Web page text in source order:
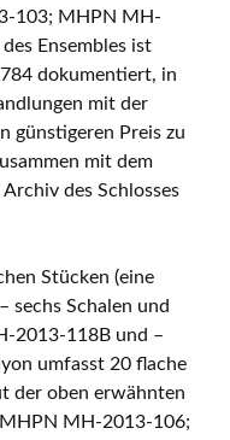
103; MHPN MH-
Ensembles ist
dokumentiert, in
mit der
günstigeren Preis zu
mit dem
des Schlosses
Stücken (eine
sechs Schalen und
2013-118B und –
umfasst 20 flache
der oben erwähnten
MH-2013-106;